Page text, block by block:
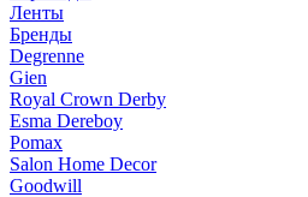
Ленты
Бренды
Degrenne
Gien
Royal Crown Derby
Esma Dereboy
Pomax
Salon Home Decor
Goodwill